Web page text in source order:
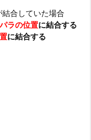
合していた場合
ラの位置に結合する
に結合する